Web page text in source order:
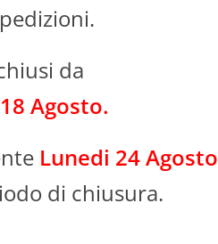
Disponibile
Evasione Articolo:
da
Agosto.
Lunedi 24 Agosto
di chiusura.